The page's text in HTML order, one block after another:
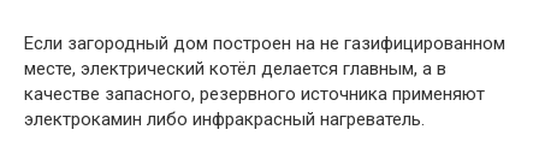
Если загородный дом построен на не газифицированном
месте, электрический котёл делается главным, а в
качестве запасного, резервного источника применяют
электрокамин либо инфракрасный нагреватель.